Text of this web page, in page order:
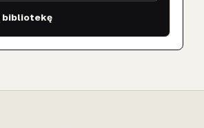
bibliotekę